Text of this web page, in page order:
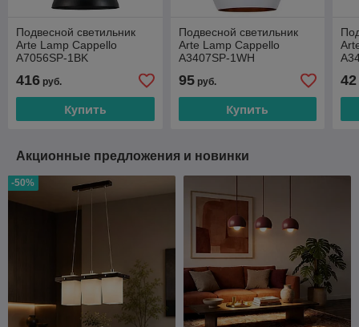
Подвесной светильник
Arte Lamp Cappello
A7056SP-1BK
416 руб.
Купить
Подвесной светильник
Arte Lamp Cappello
A3407SP-1WH
95руб.
Купить
42
Акционные предложения и новинки
-50%